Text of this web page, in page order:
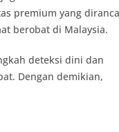
premium yang
berobat di Malaysia.
deteksi dini dan
Dengan demikian,